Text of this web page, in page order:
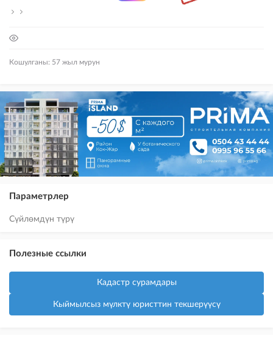
Кошулганы: 57 жыл мурун
Параметрлер
Сүйлөмдүн түрү
Полезные ссылки
Кадастр сурамдары
Кыймылсыз мүлктү юристтин текшерүүсү